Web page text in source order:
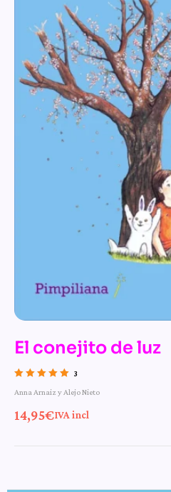
El conejito de luz
3
Anna Arnaiz y Alejo Nieto
14,95€IVA incl